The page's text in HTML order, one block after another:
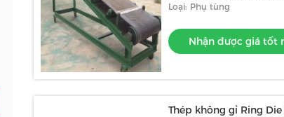
Loại: Phụ tùng
Nhận được giá tốt
Thép không gỉ Ring